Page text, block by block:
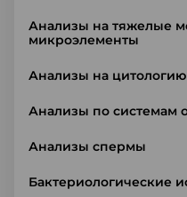
Анализы на тяжелые
микроэлементы
Анализы на
Анализы по системам
Анализы спермы
Бактериологические